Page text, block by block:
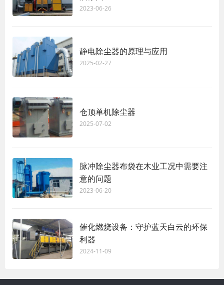
2023-06-26
静电除尘器的原理与应用
2025-02-27
仓顶单机除尘器
2025-07-02
脉冲除尘器布袋在木业工况中需要注
意的问题
2023-06-20
催化燃烧设备：守护蓝天白云的环保
利器
2024-11-09